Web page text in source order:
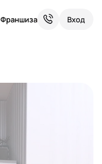
Франшиза Вход